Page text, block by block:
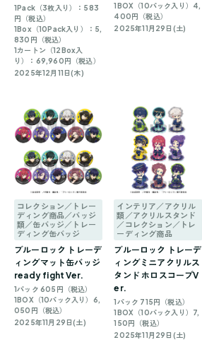
1Pack（3枚入り）：583
円（税込）
1Box（10Pack入り）：5,
830円（税込）
1カートン（12Box入
り）：69,960円（税込）
2025年12月11日(木)
1BOX（10パック入り）4,
400円（税込）
2025年11月29日(土)
コレクション／トレー
ディング商品／バッジ
類／缶バッジ／トレー
ディング缶バッジ
ブルーロック トレーデ
ィングマット缶バッジ
ready fight Ver.
1パック 605円（税込）
1BOX（10パック入り）6,
050円（税込）
2025年11月29日(土)
インテリア／アクリル
類／アクリルスタンド
／コレクション／トレ
ーディング商品
ブルーロック トレーデ
ィングミニアクリルス
タンド ホロスコープV
er.
1パック 715円（税込）
1BOX（10パック入り）7,
150円（税込）
2025年11月29日(土)